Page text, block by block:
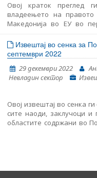
Овој краток преглед
владеењето на
Македонија во ЕУ во
содржи следење на
вклучително и на
демократските
Поглавјето 23: Судство и
Извештај во сенка за
септември 2022
29 декември 2022
Невладин сектор
Овој извештај во сенка
сите наоди, заклучоци
областите содржани во
Ова е седми ваков
политика (ЕПИ) – Скопје,